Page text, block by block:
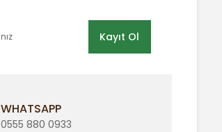
Kayıt Ol
WHATSAPP
0555 880 0933